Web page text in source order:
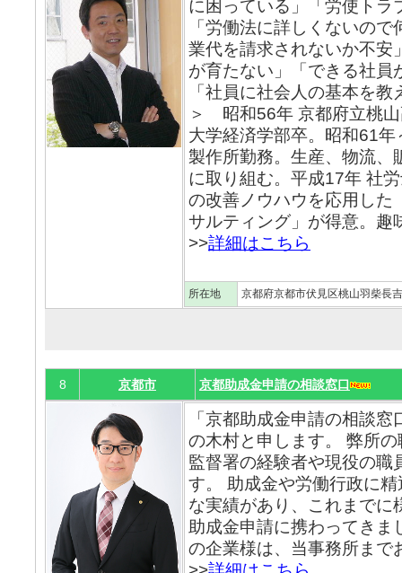
に困っている」「労使トラ
「労働法に詳しくないの
業代を請求されないか不安
が育たない」「できる社員
「社員に社会人の基本
＞ 昭和56年 京都府立桃
大学経済学部卒。昭和61
製作所勤務。生産、物流、
に取り組む。平成17年 社
の改善ノウハウを応用した
サルティング」が得意。趣
>>詳細はこちら
所在地 京都府京都市伏見区桃山羽柴長
8 京都市 京都助成金申請の相談窓口
「京都助成金申請の相談
の木村と申します。 弊所
監督署の経験者や現役の職
す。 助成金や労働行政に
な実績があり、これまでに
助成金申請に携わってき
の企業様は、当事務所まで